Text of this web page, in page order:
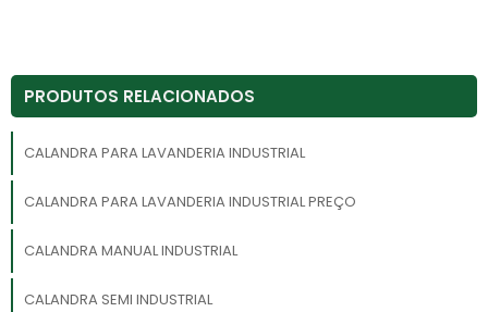
PRODUTOS RELACIONADOS
CALANDRA PARA LAVANDERIA INDUSTRIAL
CALANDRA PARA LAVANDERIA INDUSTRIAL PREÇO
CALANDRA MANUAL INDUSTRIAL
CALANDRA SEMI INDUSTRIAL